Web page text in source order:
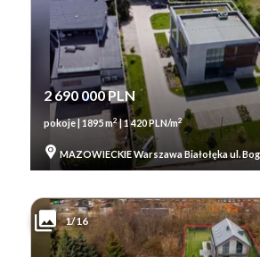
2 690 000 PLN
pokoje | 1895 m2| 1 420 PLN/m2
MAZOWIECKIE Warszawa Białołęka ul.
1/16